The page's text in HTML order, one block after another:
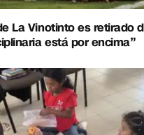
La Vinotinto es retirado
está por encima”